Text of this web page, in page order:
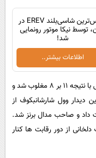
لوکس‌ترین شاسی‌بلند EREV در
توسط نیکا موتور رونمایی
شد!
اطلاعات بیشتر..
وی در این دیدار مقابل حریف آذربایجانی با نتیجه ۱۱ بر ۸ مغلوب شد و
دیدار وول شارشانبکوف از
۹ بر صفر شکست داد و صاحب مدال برنز شد.
از دور رقابت ها کنار